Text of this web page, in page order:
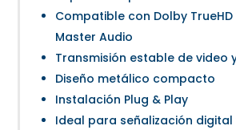
Compatible con Dolby TrueHD
Master Audio
Transmisión estable de video
Diseño metálico compacto
Instalación Plug & Play
Ideal para señalización digital